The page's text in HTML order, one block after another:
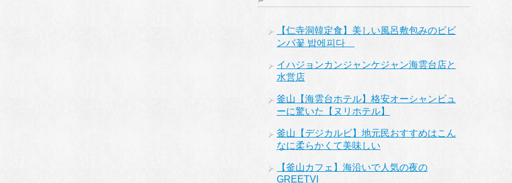
【仁寺洞韓定食】美しい風呂敷包みのビビ
ンバ꽃 밥에피다
イハジョンカンジャンケジャン海雲台店と
水営店
釜山【海雲台ホテル】格安オーシャンビュ
ーに驚いた【ヌリホテル】
釜山【デジカルビ】地元民おすすめはこん
なに柔らかくて美味しい
【釜山カフェ】海沿いで人気の夜の
GREETVI